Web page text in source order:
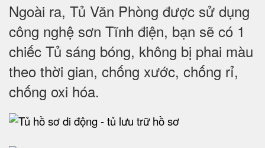
Ngoài ra, Tủ Văn Phòng được sử dụng
công nghệ sơn Tĩnh điện, bạn sẽ có 1
chiếc Tủ sáng bóng, không bị phai màu
theo thời gian, chống xước, chống rỉ,
chống oxi hóa.